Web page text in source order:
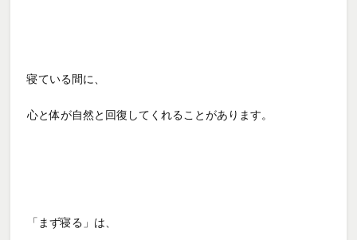
寝ている間に、
心と体が自然と回復してくれることがあります。
「まず寝る」は、